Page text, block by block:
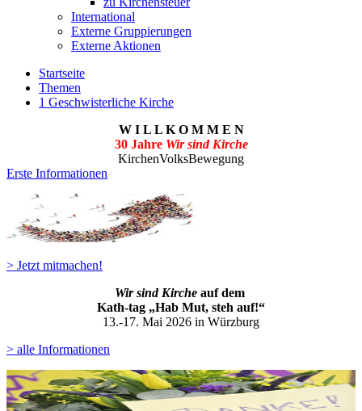
International
Externe Gruppierungen
Externe Aktionen
Startseite
Themen
1 Geschwisterliche Kirche
W I L L K O M M E N
30 Jahre Wir sind Kirche
KirchenVolksBewegung
Erste Informationen
> Jetzt mitmachen!
Wir sind Kirche auf dem
Kath-tag „Hab Mut, steh auf!“
13.-17. Mai 2026 in Würzburg
> alle Informationen